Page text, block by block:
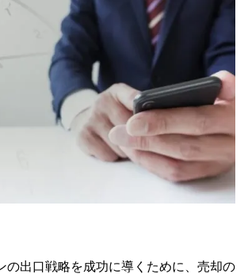
の出口戦略を成功に導くために、売却の